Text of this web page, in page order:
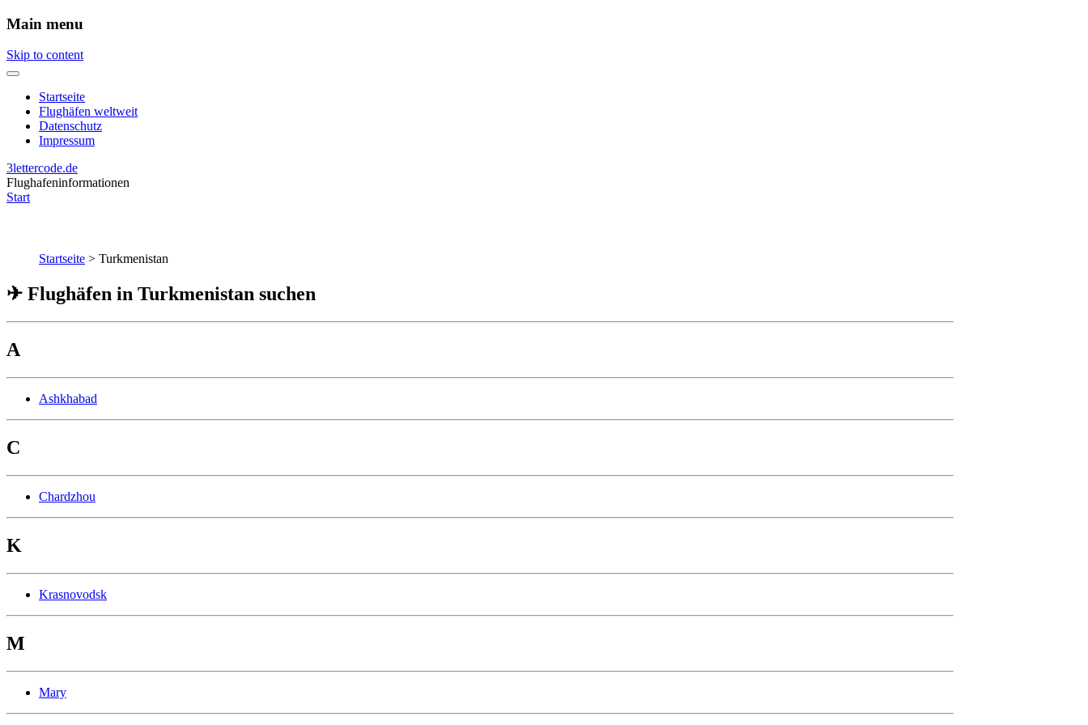
Main menu
Skip to content
Startseite
Flughäfen weltweit
Datenschutz
Impressum
3lettercode.de
Flughafeninformationen
Start
Startseite > Turkmenistan
✈ Flughäfen in Turkmenistan suchen
A
Ashkhabad
C
Chardzhou
K
Krasnovodsk
M
Mary